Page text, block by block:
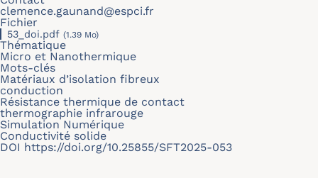
clemence.gaunand@espci.fr
Fichier
53_doi.pdf (1.39 Mo)
Thématique
Micro et Nanothermique
Mots-clés
Matériaux d’isolation fibreux
conduction
Résistance thermique de contact
thermographie infrarouge
Simulation Numérique
Conductivité solide
DOI https://doi.org/10.25855/SFT2025-053